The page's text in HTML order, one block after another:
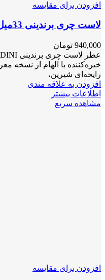
افزودن برای مقایسه
لاست چری برندینی 33میل
940,000 تومان
خیره‌کننده با الهام از نسخه
رایحه‌ای شیرین،
افزودن به علاقه مندی
اطلاعات بیشتر
مشاهده سریع
افزودن برای مقایسه